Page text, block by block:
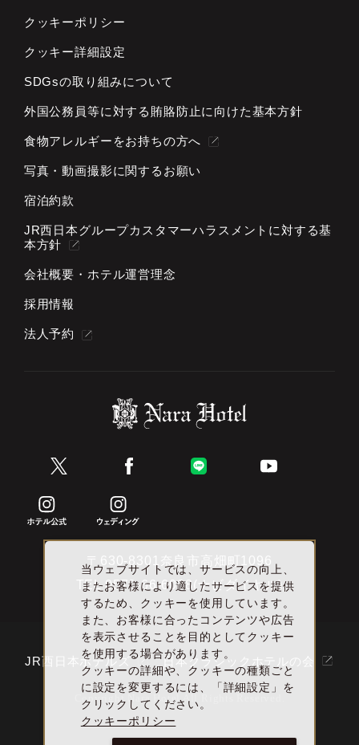
〒630-8301奈良市高畑町1096
TEL0570-66-6088(ナビダイヤル)
クッキーポリシー
クッキー詳細設定
SDGsの取り組みについて
外国公務員等に対する 賄賂防止に向けた基本方針
食物アレルギーをお持ちの方へ
写真・動画撮影に関するお願い
宿泊約款
JR西日本グループカスタマーハラスメントに対する基
本方針
会社概要・ホテル運営理念
採用情報
法人予約
JR西日本ホテルズ 日本クラシックホテルの会
Copyright Nara Hotel All Rights Reserved.
当ウェブサイトでは、サービスの向上、
またお客様により適したサービスを提供
するため、クッキーを使用しています。
また、お客様に合ったコンテンツや広告
を表示させることを目的としてクッキー
を使用する場合があります。
クッキーの詳細や、クッキーの種類ごと
に設定を変更するには、「詳細設定」を
クリックしてください。
クッキーポリシー